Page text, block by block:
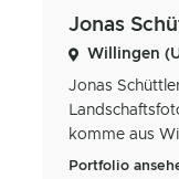
Jonas
Willingen
Jonas
komme aus
Portfolio